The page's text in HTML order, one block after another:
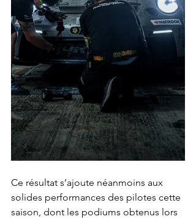
Ce résultat s’ajoute néanmoins aux
solides performances des pilotes cette
saison, dont les podiums obtenus lors